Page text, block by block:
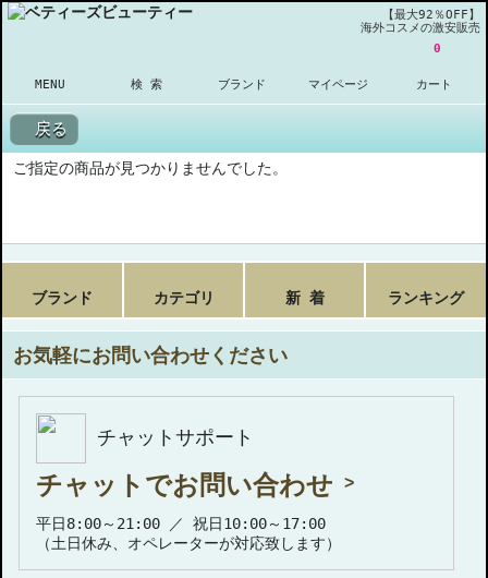
【最大92％OFF】
海外コスメの激安販売
MENU 検 索 ブランド マイページ
0
カート
戻る
ご指定の商品が見つかりませんでした。
ブランド カテゴリ 新 着 ランキング
お気軽にお問い合わせください
チャットサポート
チャットでお問い合わせ
平日8:00～21:00 ／ 祝日10:00～17:00
（土日休み、オペレーターが対応致します）